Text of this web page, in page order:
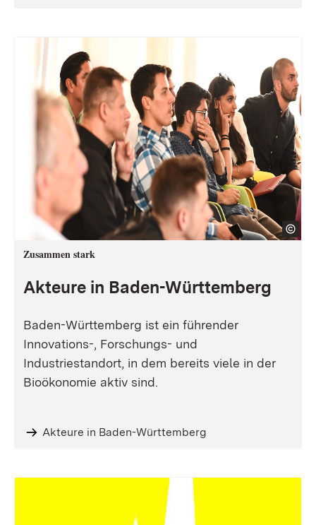
Zusammen stark
Akteure in Baden-Württemberg
Baden-Württemberg ist ein führender
Innovations-, Forschungs- und
Industriestandort, in dem bereits viele in der
Bioökonomie aktiv sind.
Akteure in Baden-Württemberg